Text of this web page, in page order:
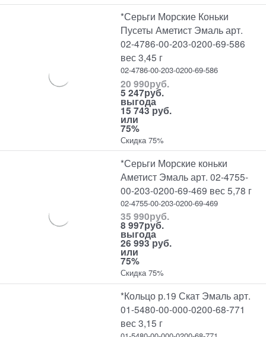
*Серьги Морские Коньки
Пусеты Аметист Эмаль арт.
02-4786-00-203-0200-69-586
вес 3,45 г
02-4786-00-203-0200-69-586
20 990руб.
5 247руб.
выгода
15 743 руб.
или
75%
Скидка 75%
*Серьги Морские коньки
Аметист Эмаль арт. 02-4755-
00-203-0200-69-469 вес 5,78 г
02-4755-00-203-0200-69-469
35 990руб.
8 997руб.
выгода
26 993 руб.
или
75%
Скидка 75%
*Кольцо р.19 Скат Эмаль арт.
01-5480-00-000-0200-68-771
вес 3,15 г